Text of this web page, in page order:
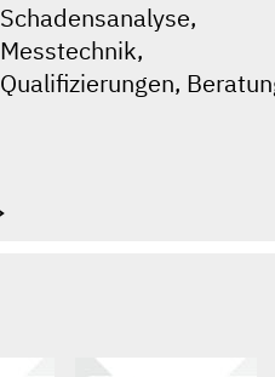
Schadensanalyse,
Messtechnik,
Qualifizierungen,